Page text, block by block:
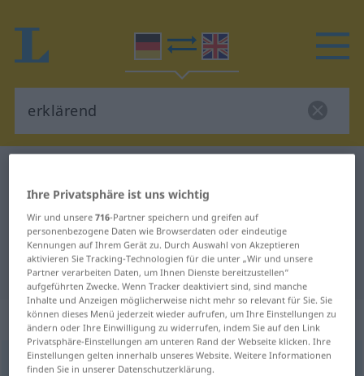
Deutsch-Englisch Übersetzung für
"erklärend"
"erklärend" Englisch Übersetzung
„erklärend“: Adjektiv
erklärendadj
Ihre Privatsphäre ist uns wichtig
Wir und unsere716-Partner speichern und greifen auf
personenbezogene Daten wie Browserdaten oder eindeutige
Kennungen auf Ihrem Gerät zu. Durch Auswahl von Akzeptieren
aktivieren Sie Tracking-Technologien für die unter „Wir und unsere
Partner verarbeiten Daten, um Ihnen Dienste bereitzustellen“
aufgeführten Zwecke. Wenn Tracker deaktiviert sind, sind manche
Inhalte und Anzeigen möglicherweise nicht mehr so relevant für Sie. Sie
können dieses Menü jederzeit wieder aufrufen, um Ihre Einstellungen zu
ändern oder Ihre Einwilligung zu widerrufen, indem Sie auf den Link
Privatsphäre-Einstellungen am unteren Rand der Webseite klicken. Ihre
Einstellungen gelten innerhalb unseres Website. Weitere Informationen
finden Sie in unserer Datenschutzerklärung.